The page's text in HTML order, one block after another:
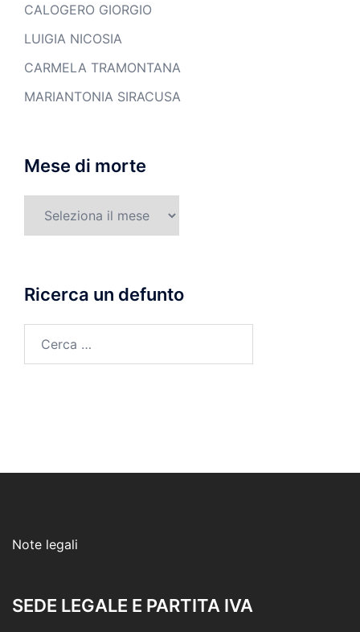
CALOGERO GIORGIO
LUIGIA NICOSIA
CARMELA TRAMONTANA
MARIANTONIA SIRACUSA
Mese di morte
Ricerca un defunto
Note legali
SEDE LEGALE E PARTITA IVA